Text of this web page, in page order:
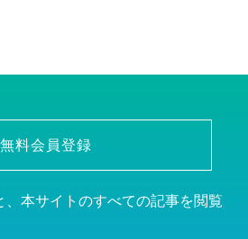
無料会員登録
、本サイトのすべての記事を閲覧